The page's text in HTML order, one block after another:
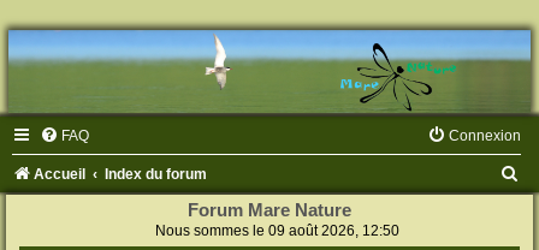
FAQ Connexion
Accueil Index du forum
Forum Mare Nature
Nous sommes le 09 août 2026, 12:50